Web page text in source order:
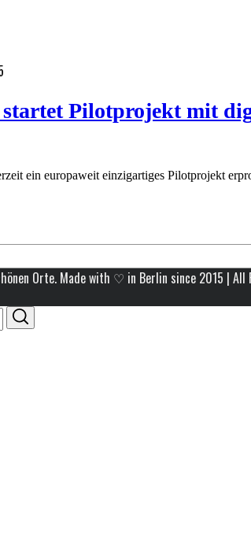
Pilotprojekt mit
ein europaweit einzigartiges Pilotprojekt
Orte. Made with ♡ in Berlin since 2015 | All